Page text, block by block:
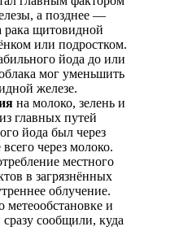
а позднее —
рака щитовидной
или подростком.
йода до или
мог уменьшить
железе.
на молоко, зелень и
главных путей
йода был через
через молоко.
местного
в загрязнённых
облучение.
метеообстановке и
сообщили, куда